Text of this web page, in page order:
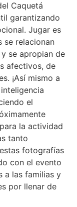
Caquetá
garantizando
Jugar es
se relacionan
se apropian de
afectivos, de
¡Así mismo a
el
la actividad
tanto
fotografías
con el evento
a las familias y
por llenar de